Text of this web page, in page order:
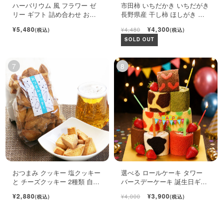
ハーバリウム 風 フラワー ゼ
リー ギフト 詰め合わせ おし
¥5,480(税込)
市田柿 いちだかき いちだがき
長野県産 干し柿 ほしがき い
¥4,480 ¥4,300(税込)
SOLD OUT
おつまみ クッキー 塩クッキー
と チーズクッキー 2種類 自宅
¥2,880(税込)
選べる ロールケーキ タワー
バースデーケーキ 誕生日ギフ
¥4,000 ¥3,900(税込)